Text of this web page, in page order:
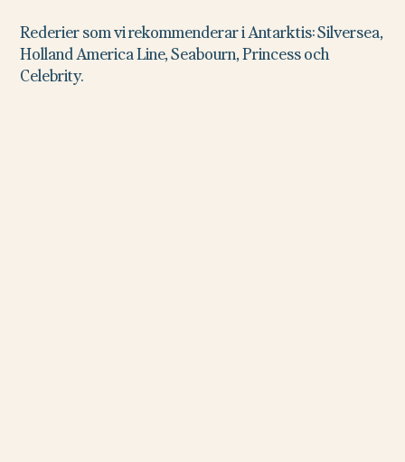
Rederier som vi rekommenderar i Antarktis: Silversea,
Holland America Line, Seabourn, Princess och
Celebrity.